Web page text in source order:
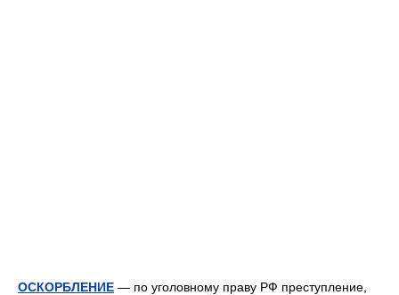
ОСКОРБЛЕНИЕ — по уголовному праву РФ преступление,